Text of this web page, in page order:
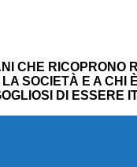
CHE RICOPRONO
SOCIETÀ E A CHI
DI ESSERE